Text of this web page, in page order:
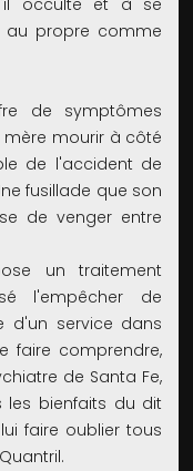
occulte et à se
au propre comme
de symptômes
mère mourir à côté
de l'accident de
fusillade que son
de venger entre
un traitement
l'empêcher de
d'un service dans
faire comprendre,
de Santa Fe,
les bienfaits du dit
faire oublier tous